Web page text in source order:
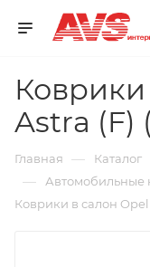
Astra (F)
Главная — Каталог
— Автомобильные
Коврики в салон Opel